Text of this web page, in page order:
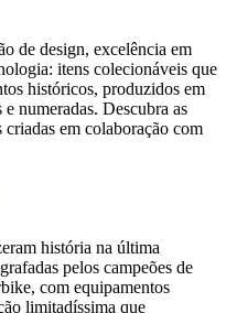
de design, excelência em
itens colecionáveis ​​que
históricos, produzidos em
numeradas. Descubra as
criadas em colaboração com
história na última
pelos campeões de
com equipamentos
limitadíssima que